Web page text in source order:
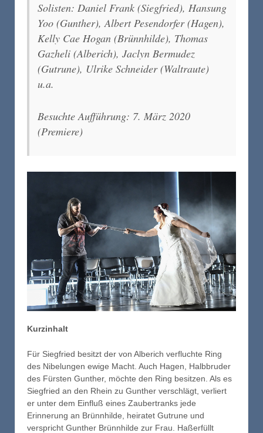
Solisten: Daniel Frank (Siegfried), Hansung
Yoo (Gunther), Albert Pesendorfer (Hagen),
Kelly Cae Hogan (Brünnhilde), Thomas
Gazheli (Alberich), Jaclyn Bermudez
(Gutrune), Ulrike Schneider (Waltraute)
u.a.
Besuchte Aufführung: 7. März 2020
(Premiere)
Kurzinhalt
Für Siegfried besitzt der von Alberich verfluchte Ring
des Nibelungen ewige Macht. Auch Hagen, Halbbruder
des Fürsten Gunther, möchte den Ring besitzen. Als es
Siegfried an den Rhein zu Gunther verschlägt, verliert
er unter dem Einfluß eines Zaubertranks jede
Erinnerung an Brünnhilde, heiratet Gutrune und
verspricht Gunther Brünnhilde zur Frau. Haßerfüllt